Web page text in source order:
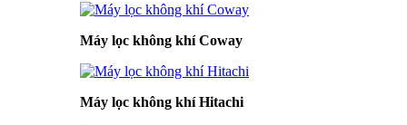
Máy lọc không khí Coway
Máy lọc không khí Hitachi